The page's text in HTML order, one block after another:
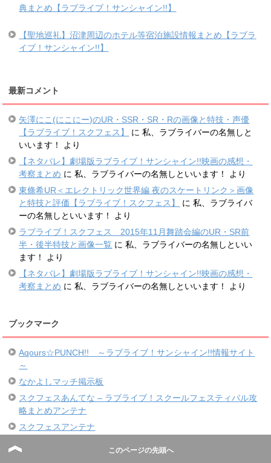
典まとめ【ラブライブ！サンシャイン!!】
【聖地巡礼】沼津周辺のホテル等宿泊施設情報まとめ【ラブラ
イブ！サンシャイン!!】
最新コメント
矢澤にこ(にこにー)のUR・SSR・SR・Rの画像と特技・声優
【ラブライブ！スクフェス】
に私、ラブライバーの名無しと
いいます！
より
【ネタバレ】劇場版ラブライブ！サンシャイン!!映画の感想・
考察まとめ に私、ラブライバーの名無しといいます！
より
東條希UR＜エレクトリック世界編 夜のスケートリンク＞画像
と特技と評価【ラブライブ！スクフェス】
に私、ラブライバ
ーの名無しといいます！
より
ラブライブ！スクフェス 2015年11月舞踏会編のUR・SR前
半・後半特技と画像一覧 に私、ラブライバーの名無しといい
ます！
より
【ネタバレ】劇場版ラブライブ！サンシャイン!!映画の感想・
考察まとめ に私、ラブライバーの名無しといいます！ より
ブックマーク
Aqours☆PUNCH!! ～ラブライブ！サンシャイン!!情報サイト
～
なかよしマッチ掲示板
スクフェスあんてな – ラブライブ！スクールフェスティバル攻
略まとめアンテナ
スクフェスアンテナ
このページの先頭へ